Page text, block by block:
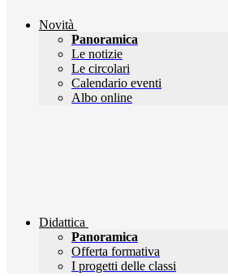
Novità
Panoramica
Le notizie
Le circolari
Calendario eventi
Albo online
Didattica
Panoramica
Offerta formativa
I progetti delle classi